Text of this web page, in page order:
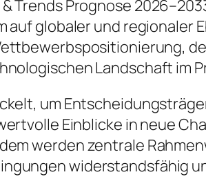
Trends Prognose
auf globaler und regionaler
Landschaft im
um
Einblicke in neue
werden zentrale
widerstandsfähig